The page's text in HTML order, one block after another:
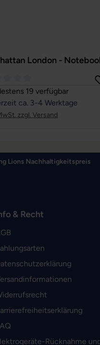
5 Sternen
London -
Bewertung von
19 verfügbar
ca. 3-4 Werktage
zzgl. Versand
Lions Nachhaltigkeitspreis
& Recht
Rücknahme